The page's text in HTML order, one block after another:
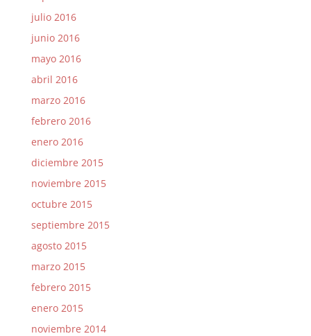
julio 2016
junio 2016
mayo 2016
abril 2016
marzo 2016
febrero 2016
enero 2016
diciembre 2015
noviembre 2015
octubre 2015
septiembre 2015
agosto 2015
marzo 2015
febrero 2015
enero 2015
noviembre 2014